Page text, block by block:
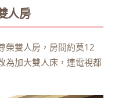
人房
榮雙人房，房間約莫12
為加大雙人床，連電視都